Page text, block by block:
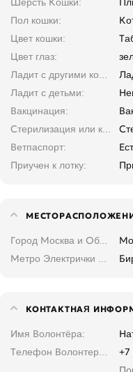
Пол кошки
Цвет кошки
Цвет глаз
Ладит с другими кошками
Ладит с детьми
Вакцинация
Стерилизация или кастрация
Ветпаспорт
Приучен к лотку
Город Москва и Область
Метро Электрички Москва и область
КОНТАКТНАЯ
Имя Волонтёра
Телефон Волонтера. Введите, не копируйте
+7